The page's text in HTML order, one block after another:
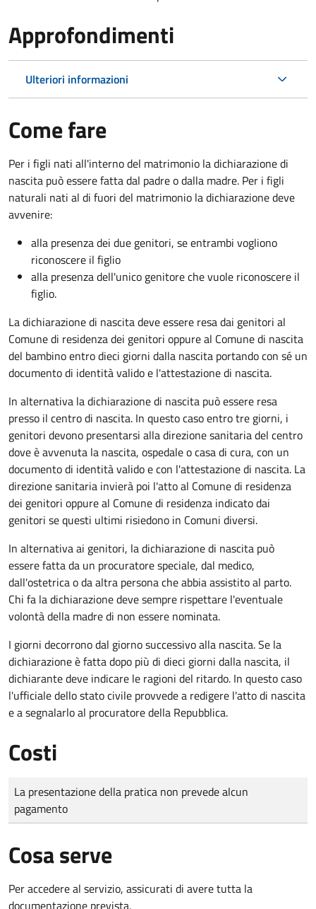
Approfondimenti
Ulteriori informazioni
Come fare
Per i figli nati all'interno del matrimonio la dichiarazione di
nascita può essere fatta dal padre o dalla madre. Per i figli
naturali nati al di fuori del matrimonio la dichiarazione deve
avvenire:
alla presenza dei due genitori, se entrambi vogliono
riconoscere il figlio
alla presenza dell'unico genitore che vuole riconoscere il
figlio.
La dichiarazione di nascita deve essere resa dai genitori al
Comune di residenza dei genitori oppure al Comune di nascita
del bambino entro dieci giorni dalla nascita portando con sé un
documento di identità valido e l'attestazione di nascita.
In alternativa la dichiarazione di nascita può essere resa
presso il centro di nascita. In questo caso entro tre giorni, i
genitori devono presentarsi alla direzione sanitaria del centro
dove è avvenuta la nascita, ospedale o casa di cura, con un
documento di identità valido e con l'attestazione di nascita. La
direzione sanitaria invierà poi l'atto al Comune di residenza
dei genitori oppure al Comune di residenza indicato dai
genitori se questi ultimi risiedono in Comuni diversi.
In alternativa ai genitori, la dichiarazione di nascita può
essere fatta da un procuratore speciale, dal medico,
dall'ostetrica o da altra persona che abbia assistito al parto.
Chi fa la dichiarazione deve sempre rispettare l'eventuale
volontà della madre di non essere nominata.
I giorni decorrono dal giorno successivo alla nascita. Se la
dichiarazione è fatta dopo più di dieci giorni dalla nascita, il
dichiarante deve indicare le ragioni del ritardo. In questo caso
l'ufficiale dello stato civile provvede a redigere l'atto di nascita
e a segnalarlo al procuratore della Repubblica.
Costi
Tipo di pagamento
Importo
La presentazione della pratica non prevede alcun
pagamento
Cosa serve
Per accedere al servizio, assicurati di avere tutta la
documentazione prevista.